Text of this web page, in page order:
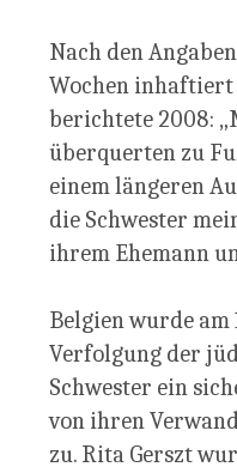
Nach den
Wochen inhaftiert
berichtete 2008:
überquerten zu
einem längeren
die Schwester
ihrem Ehemann
Belgien wurde
Verfolgung der
Schwester ein
von ihren
zu. Rita Gerszt